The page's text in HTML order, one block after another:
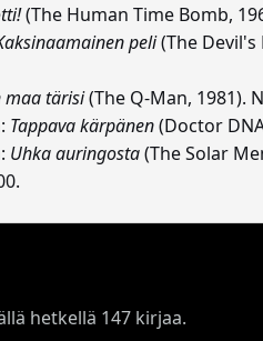
(The Human Time Bomb,
peli(The Devil's
maa tärisi(The Q-Man, 1981).
Tappava kärpänen(Doctor
Uhka auringosta(The Solar
hetkellä 147 kirjaa.